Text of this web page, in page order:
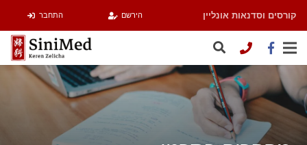
קורסים וסדנאות אונליין הירשם התחבר